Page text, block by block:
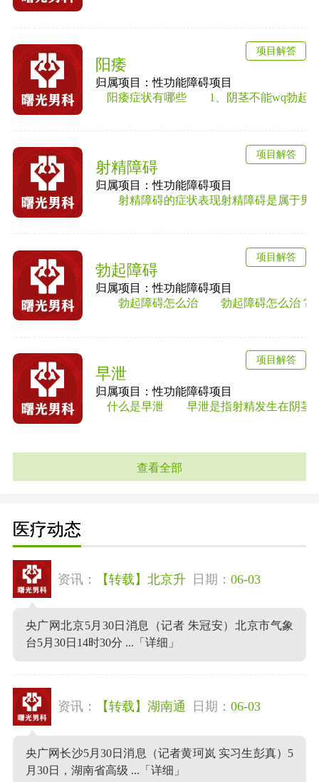
阳痿
归属项目：性功能障碍项目
阳痿症状有哪些 1、阴茎不能wq勃起或
项目解答
射精障碍
归属项目：性功能障碍项目
射精障碍的症状表现射精障碍是属于男
项目解答
勃起障碍
归属项目：性功能障碍项目
勃起障碍怎么治 勃起障碍怎么治？勃
项目解答
早泄
归属项目：性功能障碍项目
什么是早泄 早泄是指射精发生在阴茎进
项目解答
查看全部
医疗动态
资讯： 【转载】北京升 日期： 06-03
央广网北京5月30日消息（记者 朱冠安）北京市气象
台5月30日14时30分 ... 「详细」
资讯： 【转载】湖南通 日期： 06-03
央广网长沙5月30日消息（记者黄珂岚 实习生彭真）5
月30日，湖南省高级 ... 「详细」